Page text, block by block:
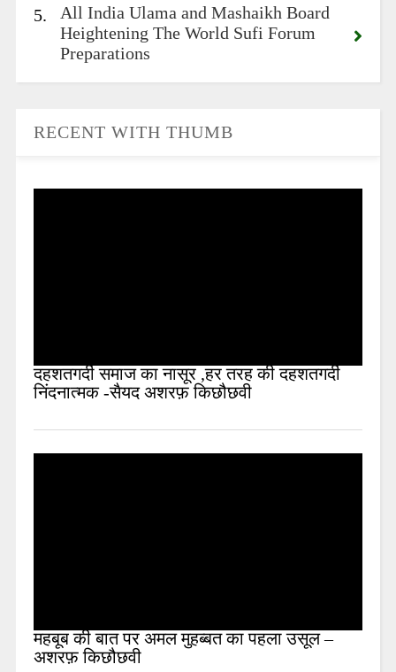
5.
All India Ulama and Mashaikh Board
Heightening The World Sufi Forum
Preparations
RECENT WITH THUMB
दहशतगर्दी समाज का नासूर ,हर तरह की दहशतगर्दी
निंदनात्मक -सैयद अशरफ़ किछौछवी
महबूब की बात पर अमल मुहब्बत का पहला उसूल –
अशरफ़ किछौछवी